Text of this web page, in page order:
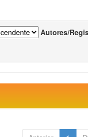
Autores/